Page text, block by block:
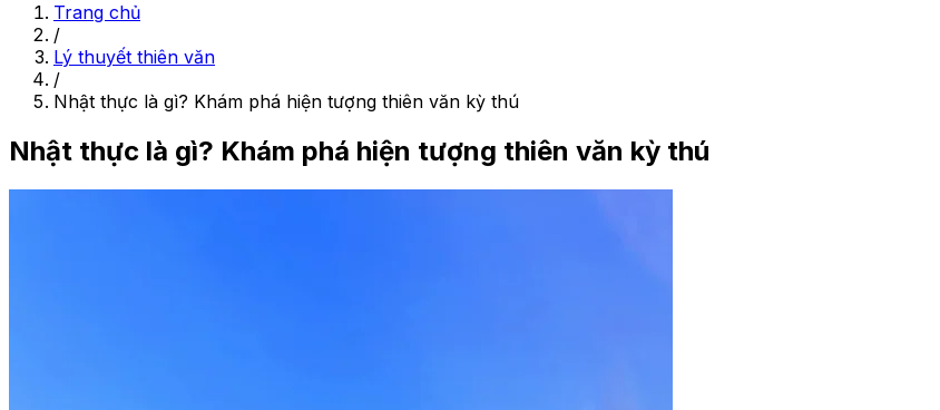
Trang chủ
/
Lý thuyết thiên văn
/
Nhật thực là gì? Khám phá hiện tượng thiên văn kỳ thú
Nhật thực là gì? Khám phá hiện tượng thiên văn kỳ thú